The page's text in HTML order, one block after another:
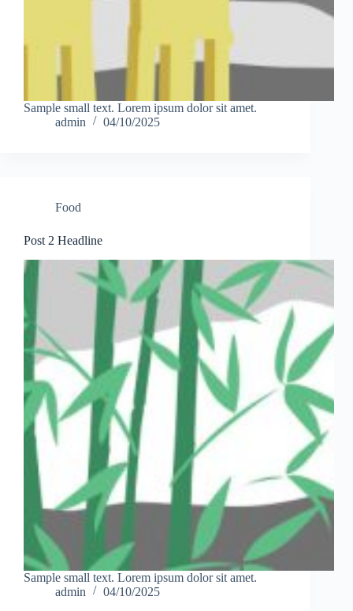
Sample small text. Lorem ipsum dolor sit amet.
admin
04/10/2025
Food
Post 2 Headline
Sample small text. Lorem ipsum dolor sit amet.
admin
04/10/2025